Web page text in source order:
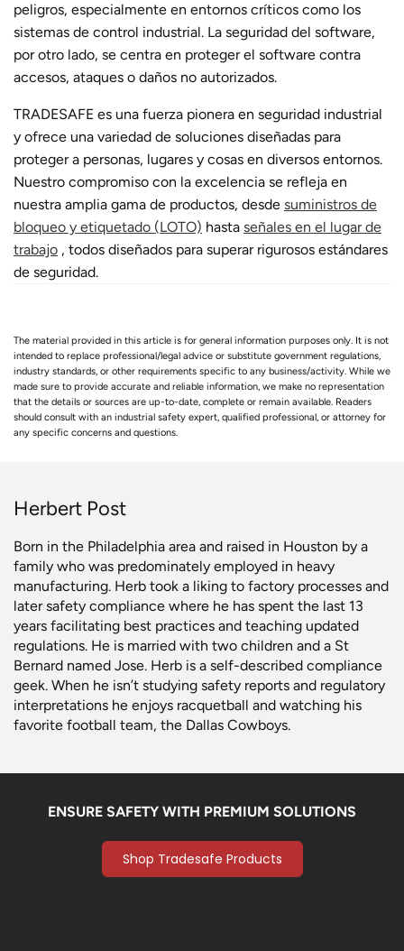
peligros, especialmente en entornos críticos como los
sistemas de control industrial. La seguridad del software,
por otro lado, se centra en proteger el software contra
accesos, ataques o daños no autorizados.
TRADESAFE es una fuerza pionera en seguridad industrial
y ofrece una variedad de soluciones diseñadas para
proteger a personas, lugares y cosas en diversos entornos.
Nuestro compromiso con la excelencia se refleja en
nuestra amplia gama de productos, desde suministros de
bloqueo y etiquetado (LOTO) hasta señales en el lugar de
trabajo , todos diseñados para superar rigurosos estándares
de seguridad.
The material provided in this article is for general information purposes only. It is not
intended to replace professional/legal advice or substitute government regulations,
industry standards, or other requirements specific to any business/activity. While we
made sure to provide accurate and reliable information, we make no representation
that the details or sources are up-to-date, complete or remain available. Readers
should consult with an industrial safety expert, qualified professional, or attorney for
any specific concerns and questions.
Herbert Post
Born in the Philadelphia area and raised in Houston by a
family who was predominately employed in heavy
manufacturing. Herb took a liking to factory processes and
later safety compliance where he has spent the last 13
years facilitating best practices and teaching updated
regulations. He is married with two children and a St
Bernard named Jose. Herb is a self-described compliance
geek. When he isn’t studying safety reports and regulatory
interpretations he enjoys racquetball and watching his
favorite football team, the Dallas Cowboys.
ENSURE SAFETY WITH PREMIUM SOLUTIONS
Shop Tradesafe Products